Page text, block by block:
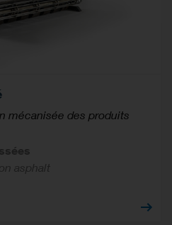
mécanisée des produits
asphalt